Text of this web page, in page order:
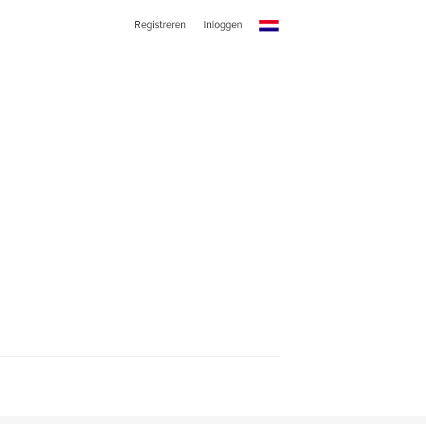
Registreren Inloggen